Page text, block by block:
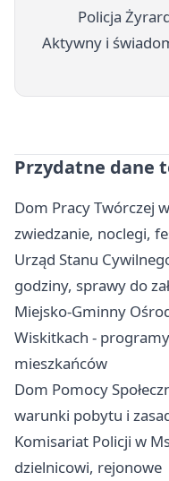
Policja
Aktywny i
Przydatne dane
Dom Pracy Twórczej
zwiedzanie, noclegi,
Urząd Stanu
godziny, sprawy do
Miejsko-Gminny
Wiskitkach -
mieszkańców
Dom Pomocy
warunki pobytu i
Komisariat Policji w
dzielnicowi, rejonowe